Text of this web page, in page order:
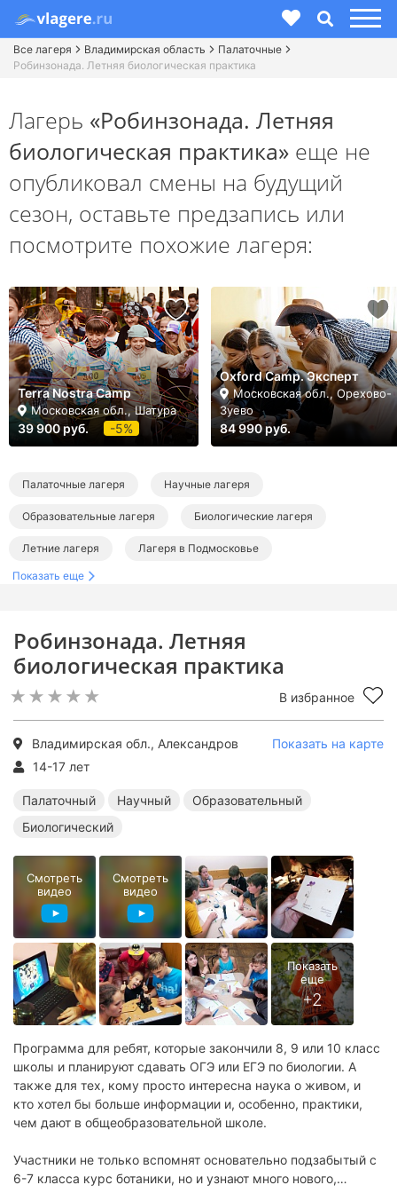
Все лагеря Владимирская область
Палаточные
Робинзонада. Летняя биологическая практика
Робинзонада. Летняя
биологическая практика
В избранное
Владимирская обл., Александров
Показать на карте
14-17 лет
Палаточный Научный
Образовательный
Биологический
Программа для ребят, которые закончили 8, 9 или 10 класс
школы и планируют сдавать ОГЭ или ЕГЭ по биологии. А
также для тех, кому просто интересна наука о живом, и
кто хотел бы больше информации и, особенно, практики,
чем дают в общеобразовательной школе.
Участники не только вспомнят основательно подзабытый с
6-7 класса курс ботаники, но и узнают много нового,
Смотреть
видео
Смотреть
видео
Лагерь «Робинзонада. Летняя
биологическая практика» еще не
опубликовал смены на будущий
сезон, оставьте предзапись или
посмотрите похожие лагеря:
Terra Nostra Camp
Московская обл., Шатура
39 900 руб. -5%
Oxford Camp. Эксперт
Московская обл., Орехово-
Зуево
84 990 руб.
Палаточные лагеря Научные лагеря
Образовательные лагеря Биологические лагеря
Летние лагеря Лагеря в Подмосковье
Лагеря во Владимирской области
Научные лагеря в Подмосковье
Образовательные лагеря в Подмосковье
Летние лагеря в Подмосковье Летние палаточные лагеря
Летние научные лагеря
Летние биологические лагеря
Показать еще